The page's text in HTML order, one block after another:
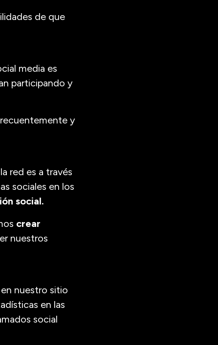
de que
media es
participando y
y
red es a través
sociales en los
social.
crear
nuestros
nuestro sitio
en las
social